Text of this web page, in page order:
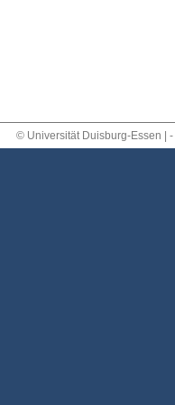
© Universität Duisburg-Essen | -